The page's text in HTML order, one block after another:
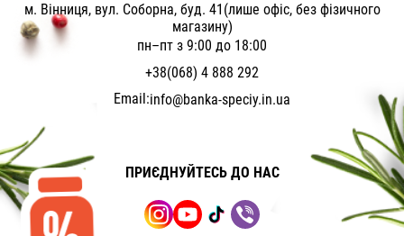
м. Вінниця, вул. Соборна, буд. 41(лише офіс, без фізичного
магазину)
пн–пт з 9:00 до 18:00
+38(068) 4 888 292
Email:info@banka-speciy.in.ua
ПРИЄДНУЙТЕСЬ ДО НАС